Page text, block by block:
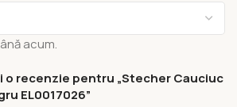
acum.
o recenzie pentru „Stecher Cauciuc
EL0017026”